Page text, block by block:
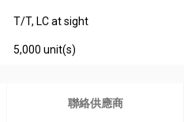
T/T, LC at sight
5,000 unit(s)
聯絡供應商